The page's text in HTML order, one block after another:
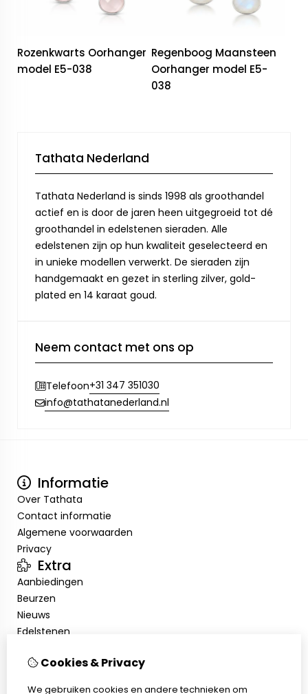
Rozenkwarts Oorhanger
model E5-038
Regenboog Maansteen
Oorhanger model E5-
038
Tathata Nederland
Tathata Nederland is sinds 1998 als groothandel
actief en is door de jaren heen uitgegroeid tot dé
groothandel in edelstenen sieraden. Alle
edelstenen zijn op hun kwaliteit geselecteerd en
in unieke modellen verwerkt. De sieraden zijn
handgemaakt en gezet in sterling zilver, gold-
plated en 14 karaat goud.
Neem contact met ons op
Telefoon+31 347 351030
info@tathatanederland.nl
Informatie
Over Tathata
Contact informatie
Algemene voorwaarden
Privacy
Extra
Aanbiedingen
Beurzen
Nieuws
Edelstenen
Mijn account
Cookies & Privacy
We gebruiken cookies en andere technieken om